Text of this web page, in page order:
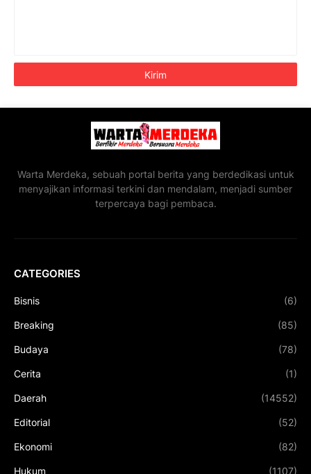
Warta Merdeka, sebuah portal berita yang berdedikasi untuk
menyajikan informasi terkini dan mendalam, menjadi sumber
terpercaya bagi pembaca.
CATEGORIES
Bisnis (6)
Breaking (85)
Budaya (78)
Cerita (1)
Daerah (14552)
Editorial (52)
Ekonomi (82)
Hukum (1107)